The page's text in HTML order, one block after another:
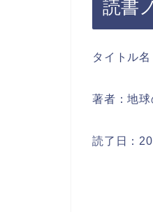
読書
タイトル
著者：地
読了日：